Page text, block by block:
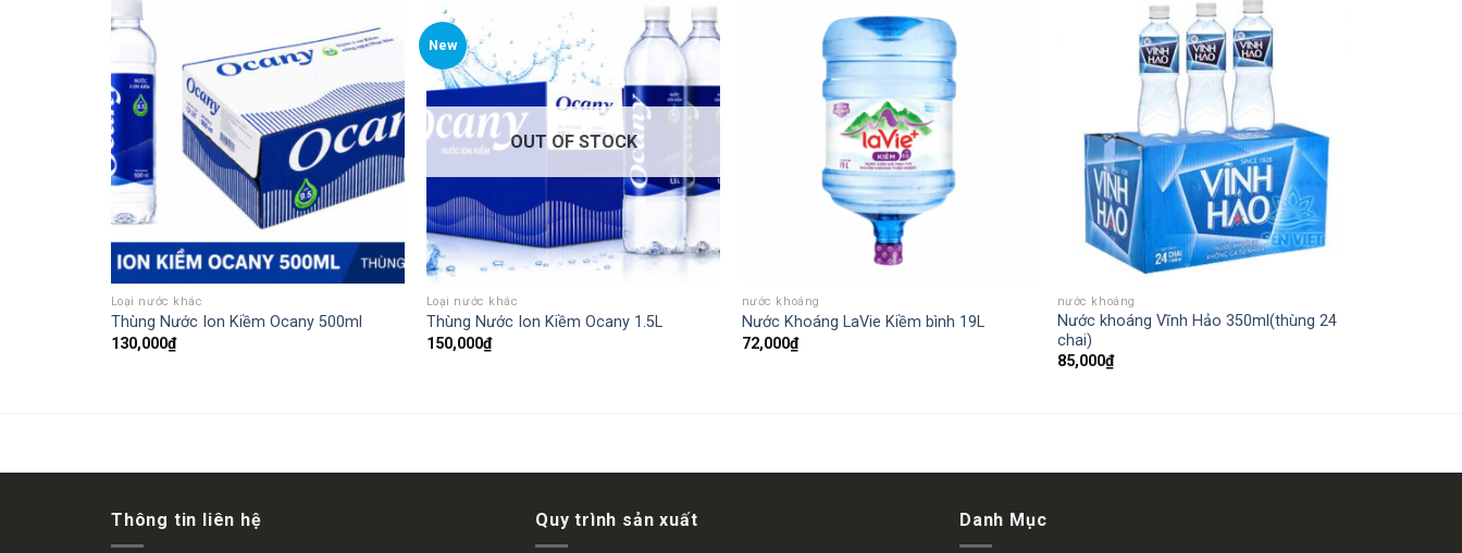
Loại nước khác
Thùng Nước Ion Kiềm Ocany 500ml
130,000₫
New
OUT OF STOCK
Loại nước khác
Thùng Nước Ion Kiềm Ocany 1.5L
150,000₫
nước khoáng
Nước Khoáng LaVie Kiềm bình 19L
72,000₫
nước khoáng
Nước khoáng Vĩnh Hảo 350ml(thùng 24
chai)
85,000₫
Thông tin liên hệ Quy trình sản xuất Danh Mục